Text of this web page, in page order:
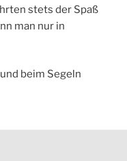
stets der Spaß
man nur in
beim Segeln